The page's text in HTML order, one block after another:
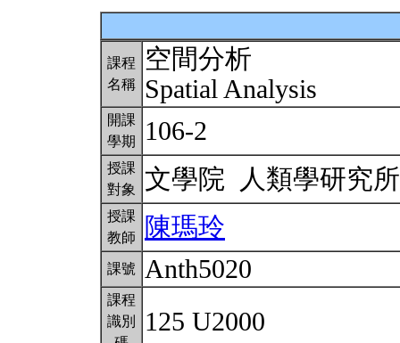
課程
名稱
空間分析
Spatial Analysis
開課
學期
106-2
授課
對象
文學院 人類學研究
授課
教師
陳瑪玲
課號 Anth5020
課程
識別
125 U2000